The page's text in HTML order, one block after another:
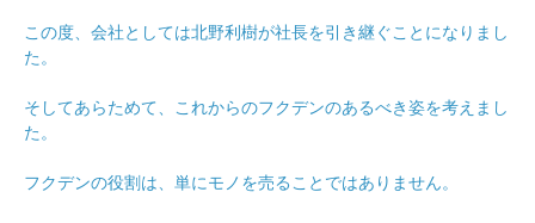
この度、会社としては北野利樹が社長を引き継ぐことになりまし
た。
そしてあらためて、これからのフクデンのあるべき姿を考えまし
た。
フクデンの役割は、単にモノを売ることではありません。